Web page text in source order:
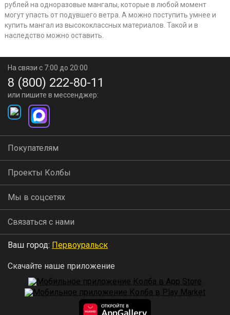
рублей на одноразовые мангалы, которые в любой момент
могут упасть от подувшего ветра. А можно поступить умнее и
купить мангал из высококлассных материалов. Такой и в
наследство можно оставить.
На связи с 7:00 до 20:00
8 (800) 222-80-11
или пишите в мессенджер:
Покупателям
Проекты Колбы
Мы в соцсетях
Связаться с нами
Ваш город: Первоуральск
Скачайте наше приложение